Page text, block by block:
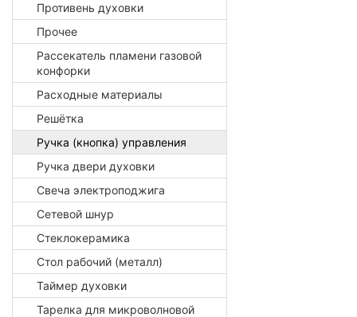
Противень духовки
Прочее
Рассекатель пламени газовой
конфорки
Расходные материалы
Решётка
Ручка (кнопка) управления
Ручка двери духовки
Свеча электроподжига
Сетевой шнур
Стеклокерамика
Стол рабочий (металл)
Таймер духовки
Тарелка для микроволновой